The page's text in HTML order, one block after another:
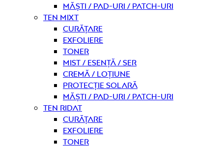
Măști / Pad-uri / Patch-uri
Ten mixt
curățare
Exfoliere
Toner
Mist / Esență / Ser
Cremă / Loțiune
Protecție solară
Măști / Pad-uri / Patch-uri
Ten ridat
curățare
Exfoliere
Toner